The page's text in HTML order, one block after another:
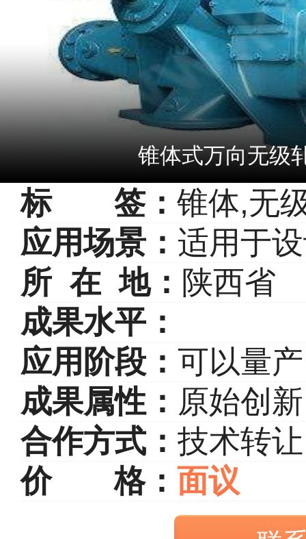
锥体式万向无级
标 签： 锥体,无
应用场景： 适用于
所 在 地： 陕西省
成果水平：
应用阶段： 可以量产
成果属性： 原始创新
合作方式： 技术转
价 格： 面议